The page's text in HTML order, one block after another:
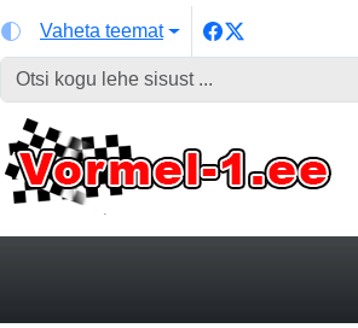
Vaheta teemat